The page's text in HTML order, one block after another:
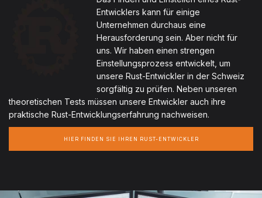
Entwicklers kann für einige
Unternehmen durchaus eine
Herausforderung sein. Aber nicht für
uns. Wir haben einen strengen
Einstellungsprozess entwickelt, um
unsere Rust-Entwickler in der Schweiz
sorgfältig zu prüfen. Neben unseren
theoretischen Tests müssen unsere Entwickler auch ihre
praktische Rust-Entwicklungserfahrung nachweisen.
HIER FINDEN SIE IHREN RUST-ENTWICKLER